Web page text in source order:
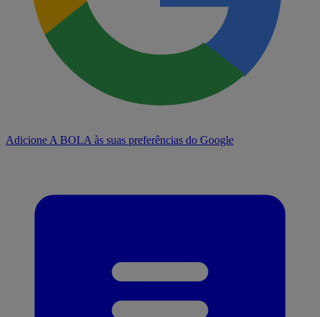
Adicione A BOLA às suas preferências do Google